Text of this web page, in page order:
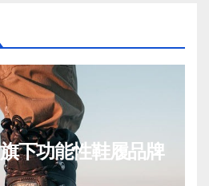
下功能性鞋履品牌